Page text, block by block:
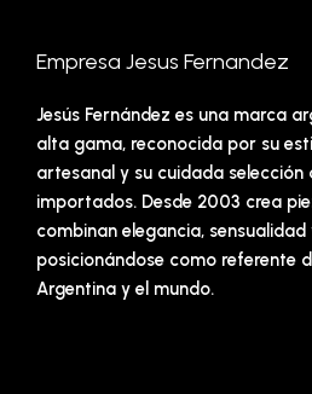
Empresa Jesus Fernandez
Jesús Fernández es una marca
alta gama, reconocida por su
artesanal y su cuidada selección
importados. Desde 2003 crea
combinan elegancia, sensualidad
posicionándose como referente
Argentina y el mundo.